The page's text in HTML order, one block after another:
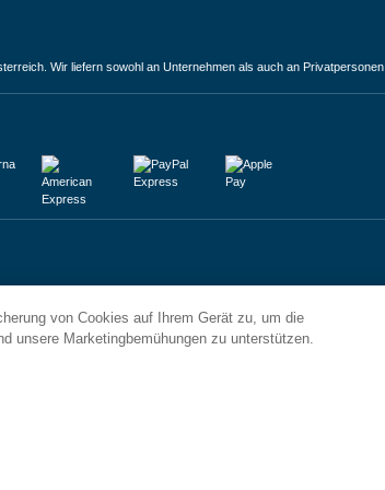
Wir liefern sowohl an Unternehmen als auch an Privatpersonen.
von Cookies auf Ihrem Gerät zu, um die
unsere Marketingbemühungen zu unterstützen.